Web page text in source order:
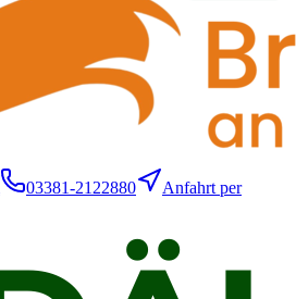
03381-2122880
Anfahrt per